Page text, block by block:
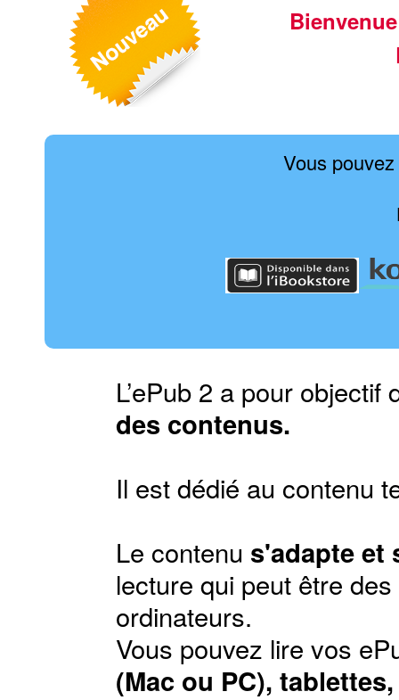
Vous
L’ePub 2 a pour
des contenus.
Il est dédié au contenu
Le contenu s'adapte et
lecture qui peut être
ordinateurs.
Vous pouvez lire vos
(Mac ou PC),